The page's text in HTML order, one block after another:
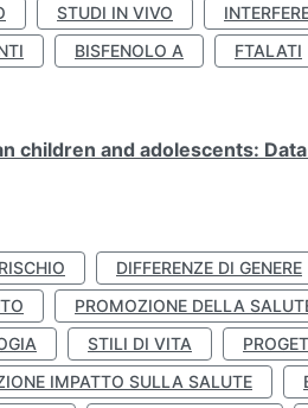
STUDI IN VIVO
BISFENOLO A
FTALATI
children and adolescents: Data
DIFFERENZE DI GENERE
PROMOZIONE DELLA
STILI DI VITA
IMPATTO SULLA SALUTE